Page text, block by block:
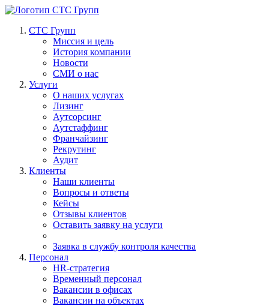
СТС Групп
Миссия и цель
История компании
Новости
СМИ о нас
Услуги
О наших услугах
Лизинг
Аутсорсинг
Аутстаффинг
Франчайзинг
Рекрутинг
Аудит
Клиенты
Наши клиенты
Вопросы и ответы
Кейсы
Отзывы клиентов
Оставить заявку на услуги
Заявка в службу контроля качества
Персонал
HR-стратегия
Временный персонал
Вакансии в офисах
Вакансии на объектах